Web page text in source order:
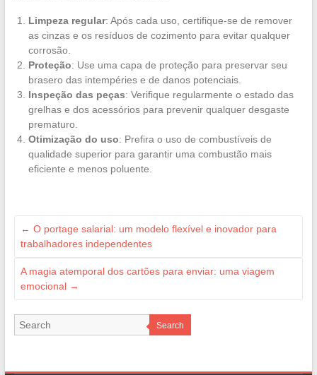
Limpeza regular: Após cada uso, certifique-se de remover
as cinzas e os resíduos de cozimento para evitar qualquer
corrosão.
Proteção: Use uma capa de proteção para preservar seu
brasero das intempéries e de danos potenciais.
Inspeção das peças: Verifique regularmente o estado das
grelhas e dos acessórios para prevenir qualquer desgaste
prematuro.
Otimização do uso: Prefira o uso de combustíveis de
qualidade superior para garantir uma combustão mais
eficiente e menos poluente.
← O portage salarial: um modelo flexível e inovador para
trabalhadores independentes
A magia atemporal dos cartões para enviar: uma viagem
emocional →
Search